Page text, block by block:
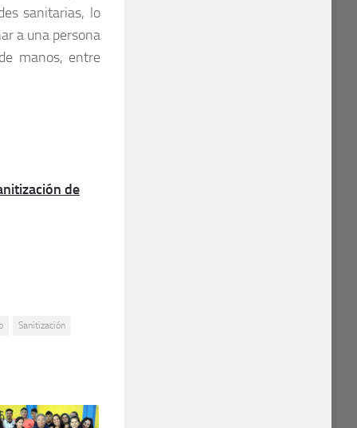
sanitarias, lo
a una persona
manos, entre
de
Sanitización